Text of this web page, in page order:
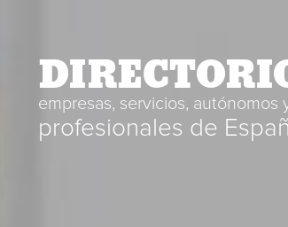
empresas, servicios, autónomos
profesionales de